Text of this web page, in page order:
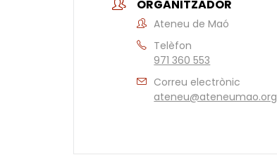
ORGANITZADOR
Ateneu de Maó
Telèfon
971 360 553
Correu electrònic
ateneu@ateneumao.org